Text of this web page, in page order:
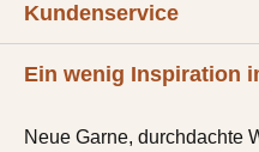
Kundenservice
Ein wenig Inspiration
Neue Garne, durchdachte